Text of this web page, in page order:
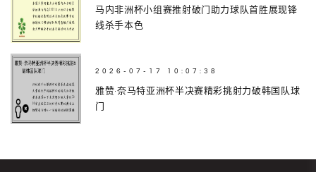
马内非洲杯小组赛推射破门助力球队首胜展现锋
线杀手本色
2026-07-17 10:07:38
雅赞·奈马特亚洲杯半决赛精彩挑射力破韩国队球
门